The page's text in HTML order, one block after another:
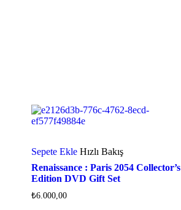
Sepete Ekle Hızlı Bakış
Renaissance : Paris 2054 Collector’s
Edition DVD Gift Set
₺6.000,00